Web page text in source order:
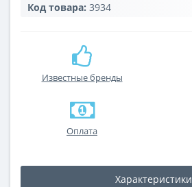
Код товара: 3934
Известные бренды
Оплата
Характеристики